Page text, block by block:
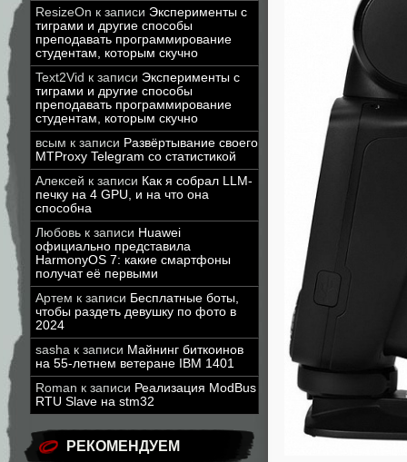
ResizeOn к записи Эксперименты с
тиграми и другие способы
преподавать программирование
студентам, которым скучно
Text2Vid к записи Эксперименты с
тиграми и другие способы
преподавать программирование
студентам, которым скучно
всым к записи Развёртывание своего
MTProxy Telegram со статистикой
Алексей к записи Как я собрал LLM-
печку на 4 GPU, и на что она
способна
Любовь к записи Huawei
официально представила
HarmonyOS 7: какие смартфоны
получат её первыми
Артем к записи Бесплатные боты,
чтобы раздеть девушку по фото в
2024
sasha к записи Майнинг биткоинов
на 55-летнем ветеране IBM 1401
Roman к записи Реализация ModBus
RTU Slave на stm32
РЕКОМЕНДУЕМ